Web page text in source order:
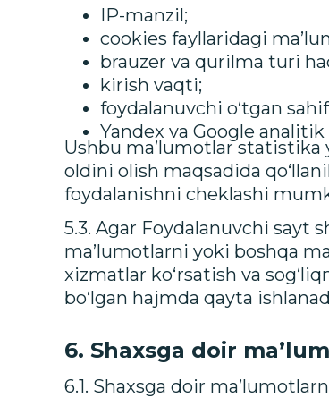
6. Shaxsga doir
6.1. Shaxsga doir
Ushbu ma’lumotlar
oldini olish maqsadida
foydalanishni cheklashi
IP-manzil;
cookies fayllaridagi
brauzer va qurilma turi
kirish vaqti;
foydalanuvchi o‘tgan
Yandex va Google
5.3. Agar Foydalanuvchi sayt
ma’lumotlarni yoki boshqa
xizmatlar ko‘rsatish va
bo‘lgan hajmda qayta